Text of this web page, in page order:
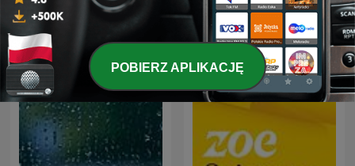
Zwierciadło Podcasty Muzyka natury
POBIERZ APLIKACJĘ